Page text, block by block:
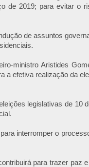
de 2019; para evitar o
de assuntos
ministro Aristides
a efetiva realização da
legislativas de 10
interromper o
para trazer paz